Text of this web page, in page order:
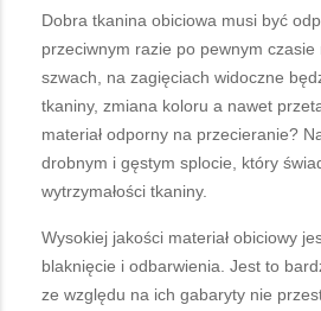
Dobra tkanina obiciowa musi być
przeciwnym razie po pewnym czasie
szwach, na zagięciach widoczne
tkaniny, zmiana koloru a nawet
materiał odporny na przecieranie?
drobnym i gęstym splocie, który
wytrzymałości tkaniny.
Wysokiej jakości materiał obiciowy
blaknięcie i odbarwienia. Jest to
ze względu na ich gabaryty nie